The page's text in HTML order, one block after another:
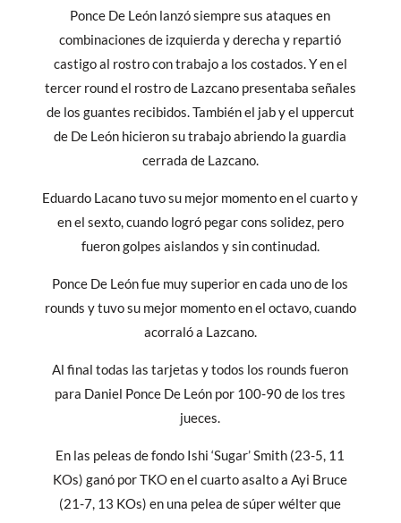
Ponce De León lanzó siempre sus ataques en
combinaciones de izquierda y derecha y repartió
castigo al rostro con trabajo a los costados. Y en el
tercer round el rostro de Lazcano presentaba señales
de los guantes recibidos. También el jab y el uppercut
de De León hicieron su trabajo abriendo la guardia
cerrada de Lazcano.
Eduardo Lacano tuvo su mejor momento en el cuarto y
en el sexto, cuando logró pegar cons solidez, pero
fueron golpes aislandos y sin continudad.
Ponce De León fue muy superior en cada uno de los
rounds y tuvo su mejor momento en el octavo, cuando
acorraló a Lazcano.
Al final todas las tarjetas y todos los rounds fueron
para Daniel Ponce De León por 100-90 de los tres
jueces.
En las peleas de fondo Ishi ‘Sugar’ Smith (23-5, 11
KOs) ganó por TKO en el cuarto asalto a Ayi Bruce
(21-7, 13 KOs) en una pelea de súper wélter que